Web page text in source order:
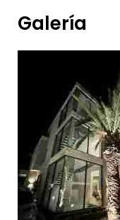
Galería